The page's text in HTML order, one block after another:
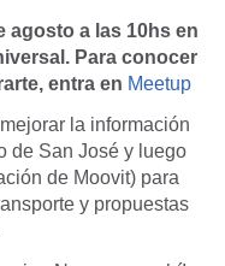
agosto a las 10hs en
Para conocer
entra en Meetup
la información
de San José y luego
de Moovit) para
y propuestas